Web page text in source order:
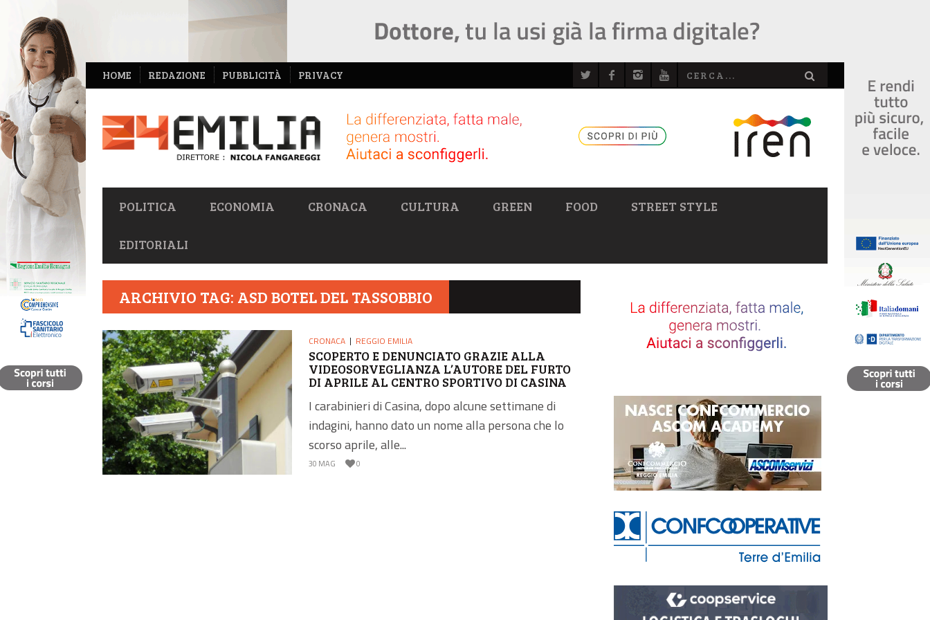
NAVIGAZIONE
SECONDARIA
HOME REDAZIONE PUBBLICITÀ PRIVACY
NAVIGAZIONE
PRIMARIA
POLITICA ECONOMIA CRONACA CULTURA GREEN FOOD STREET STYLE
EDITORIALI
ARCHIVIO TAG: ASD BOTEL DEL TASSOBBIO
CRONACA REGGIO EMILIA
SCOPERTO E DENUNCIATO GRAZIE ALLA
VIDEOSORVEGLIANZA L’AUTORE DEL FURTO
DI APRILE AL CENTRO SPORTIVO DI CASINA
I carabinieri di Casina, dopo alcune settimane di
indagini, hanno dato un nome alla persona che lo
scorso aprile, alle...
30 MAG 0